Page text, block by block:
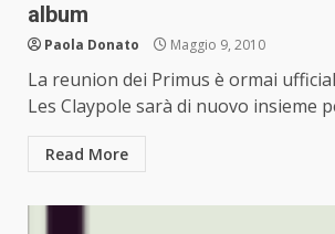
album
Paola Donato Maggio 9, 2010
La reunion dei Primus è ormai
Les Claypole sarà di nuovo insieme
Read More